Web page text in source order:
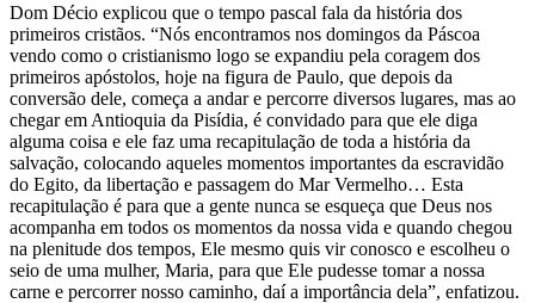
Dom Décio explicou que o tempo pascal fala da história dos
primeiros cristãos. “Nós encontramos nos domingos da Páscoa
vendo como o cristianismo logo se expandiu pela coragem dos
primeiros apóstolos, hoje na figura de Paulo, que depois da
conversão dele, começa a andar e percorre diversos lugares, mas ao
chegar em Antioquia da Pisídia, é convidado para que ele diga
alguma coisa e ele faz uma recapitulação de toda a história da
salvação, colocando aqueles momentos importantes da escravidão
do Egito, da libertação e passagem do Mar Vermelho… Esta
recapitulação é para que a gente nunca se esqueça que Deus nos
acompanha em todos os momentos da nossa vida e quando chegou
na plenitude dos tempos, Ele mesmo quis vir conosco e escolheu o
seio de uma mulher, Maria, para que Ele pudesse tomar a nossa
carne e percorrer nosso caminho, daí a importância dela”, enfatizou.